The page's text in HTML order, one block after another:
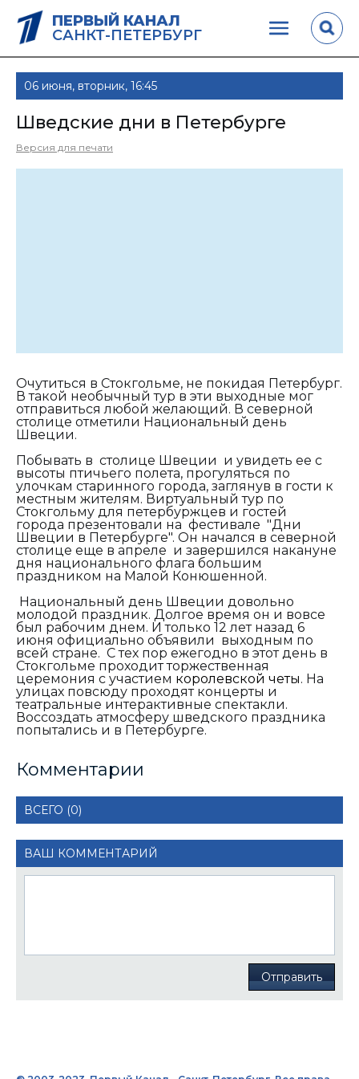
ПЕРВЫЙ КАНАЛ
САНКТ-ПЕТЕРБУРГ
06 июня, вторник, 16:45
Шведские дни в Петербурге
Версия для печати
Очутиться в Стокгольме, не покидая Петербург.
В такой необычный тур в эти выходные мог
отправиться любой желающий. В северной
столице отметили Национальный день
Швеции.
Побывать в столице Швеции и увидеть ее с
высоты птичьего полета, прогуляться по
улочкам старинного города, заглянув в гости к
местным жителям. Виртуальный тур по
Стокгольму для петербуржцев и гостей
города презентовали на фестивале "Дни
Швеции в Петербурге". Он начался в северной
столице еще в апреле и завершился накануне
дня национального флага большим
праздником на Малой Конюшенной.
Национальный день Швеции довольно
молодой праздник. Долгое время он и вовсе
был рабочим днем. И только 12 лет назад 6
июня официально объявили выходным по
всей стране. С тех пор ежегодно в этот день в
Стокгольме проходит торжественная
церемония с участием королевской четы. На
улицах повсюду проходят концерты и
театральные интерактивные спектакли.
Воссоздать атмосферу шведского праздника
попытались и в Петербурге.
Комментарии
ВСЕГО (0)
ВАШ КОММЕНТАРИЙ
Отправить